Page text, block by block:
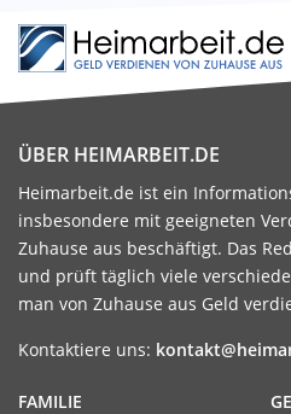
ÜBER HEIMARBEIT.DE
Heimarbeit.de ist ein
insbesondere mit geeigneten
Zuhause aus beschäftigt. Das
und prüft täglich viele
man von Zuhause aus Geld
Kontaktiere uns:
FAMILIE